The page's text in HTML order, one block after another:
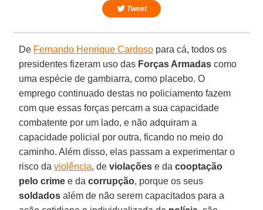
Tweet
De Fernando Henrique Cardoso para cá, todos os
presidentes fizeram uso das Forças Armadas como
uma espécie de gambiarra, como placebo. O
emprego continuado destas no policiamento fazem
com que essas forças percam a sua capacidade
combatente por um lado, e não adquiram a
capacidade policial por outra, ficando no meio do
caminho. Além disso, elas passam a experimentar o
risco daviolência, deviolações e dacooptação
pelo crime e dacorrupção, porque os seus
soldados além de não serem capacitados para a